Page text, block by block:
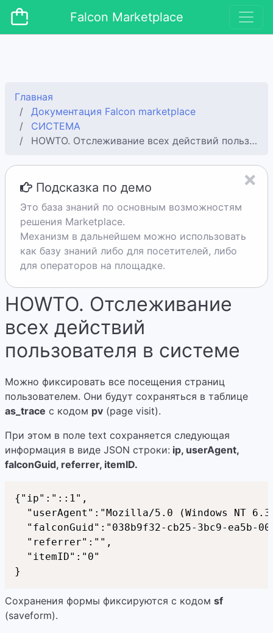
Falcon Marketplace
Главная
Документация Falcon marketplace
СИСТЕМА
HOWTO. Отслеживание всех действий пользователя в системе
Подсказка по демо
Это база знаний по основным возможностям
решения Marketplace.
Механизм в дальнейшем можно использовать
как базу знаний либо для посетителей, либо
для операторов на площадке.
HOWTO. Отслеживание
всех действий
пользователя в системе
Можно фиксировать все посещения страниц
пользователем. Они будут сохраняться в таблице
as_trace с кодом pv (page visit).
При этом в поле text сохраняется следующая
информация в виде JSON строки: ip, userAgent,
falconGuid, referrer, itemID.
{"ip":"::1",
"userAgent":"Mozilla/5.0 (Windows NT
"falconGuid":"038b9f32-cb25-3bc9-ea5b-
  "referrer":"",
  "itemID":"0"
}
Сохранения формы фиксируются с кодом sf
(saveform).